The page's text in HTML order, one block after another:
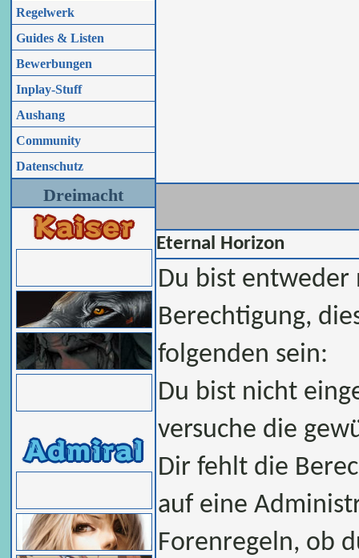
Regelwerk
Guides & Listen
Bewerbungen
Inplay-Stuff
Aushang
Community
Datenschutz
Dreimacht
Eternal Horizon
Du bist
Berechtigung,
folgenden sein:
Du bist nicht
versuche die
Dir fehlt die
auf eine
Forenregeln, ob